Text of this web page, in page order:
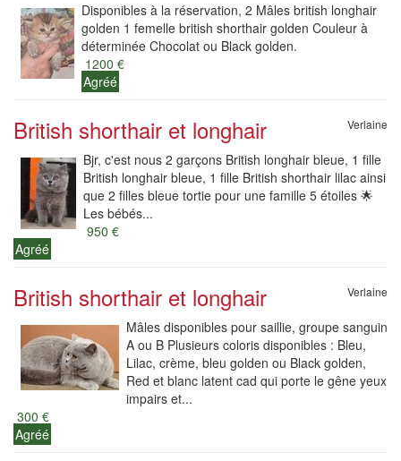
Disponibles à la réservation, 2 Mâles british longhair
golden 1 femelle british shorthair golden Couleur à
déterminée Chocolat ou Black golden.
1200 €
Agréé
British shorthair et longhair Verlaine
Bjr, c'est nous 2 garçons British longhair bleue, 1 fille
British longhair bleue, 1 fille British shorthair lilac ainsi
que 2 filles bleue tortie pour une famille 5 étoiles 🌟
Les bébés...
950 €
Agréé
British shorthair et longhair Verlaine
Mâles disponibles pour saillie, groupe sanguin
A ou B Plusieurs coloris disponibles : Bleu,
Lilac, crème, bleu golden ou Black golden,
Red et blanc latent cad qui porte le gêne yeux
impairs et...
300 €
Agréé